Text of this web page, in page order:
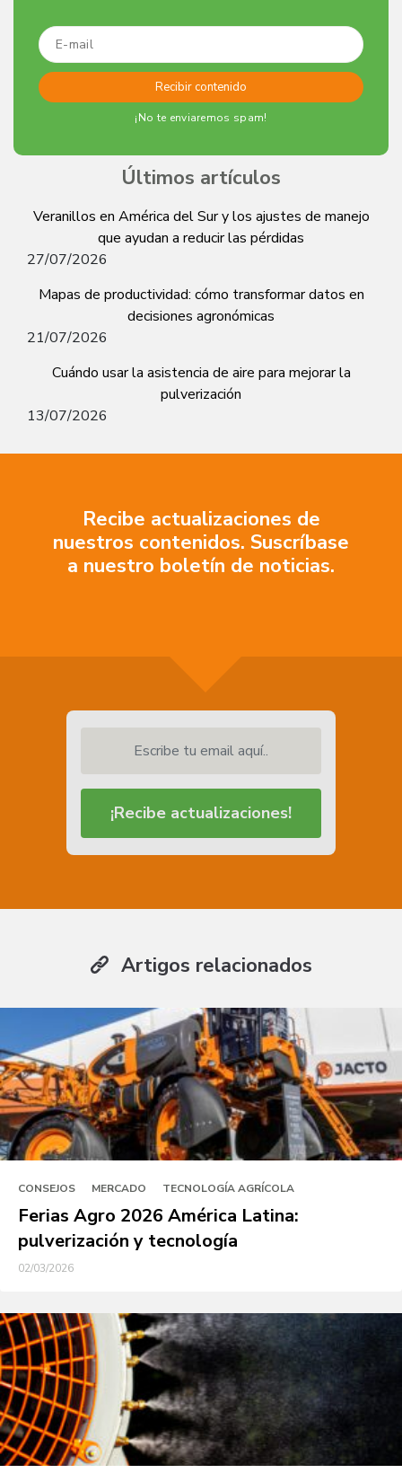
¡No te enviaremos spam!
Últimos artículos
Veranillos en América del Sur y los ajustes de manejo
que ayudan a reducir las pérdidas
27/07/2026
Mapas de productividad: cómo transformar datos en
decisiones agronómicas
21/07/2026
Cuándo usar la asistencia de aire para mejorar la
pulverización
13/07/2026
Recibe actualizaciones de
nuestros contenidos. Suscríbase
a nuestro boletín de noticias.
¡Recibe actualizaciones!
Artigos relacionados
CONSEJOS MERCADO TECNOLOGÍA AGRÍCOLA
Ferias Agro 2026 América Latina:
pulverización y tecnología
02/03/2026